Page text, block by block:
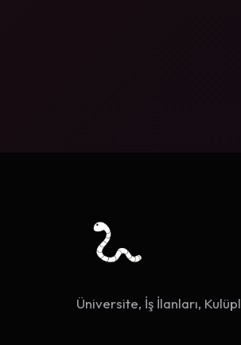
Üniversite, İş İlanları,